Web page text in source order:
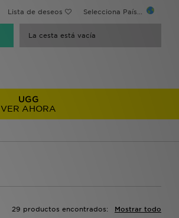
Lista de deseos Selecciona País...
La cesta está vacía
UGG
VER AHORA
Mostrar todo
29 productos encontrados: